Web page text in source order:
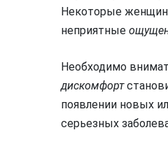
Некоторые
неприятные
Необходимо
дискомфорт
появлении новых
серьезных